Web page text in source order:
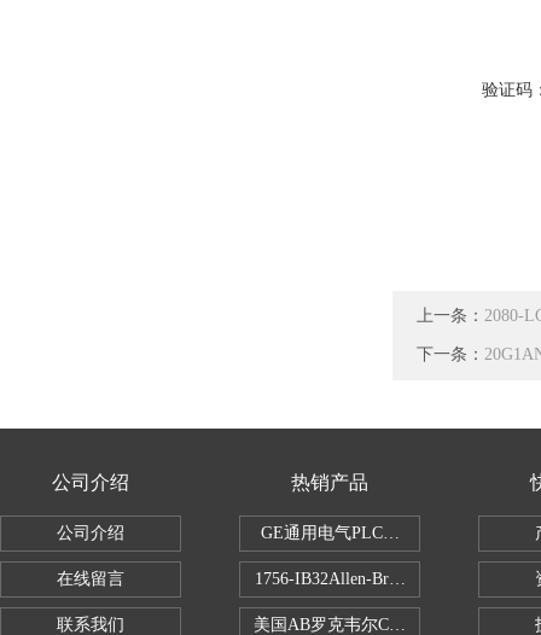
验证码
上一条： 2080-
下一条：
公司介绍
公司介绍
在线留言
联系我们
热销产品
GE通用电气PLC控制器
1756-IB32Allen-Bradley1756IB32数字
美国AB罗克韦尔CPU处理器